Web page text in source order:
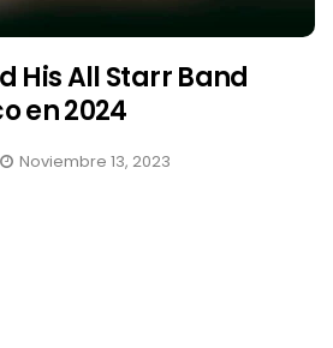
His All Starr Band
en 2024
Noviembre 13, 2023